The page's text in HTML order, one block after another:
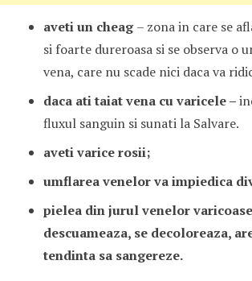
aveti un cheag– zona in care se
si foarte dureroasa si se observa o
vena, care nu scade nici daca va
daca ati taiat vena cu varicele –
fluxul sanguin si sunati la Salvare.
aveti varice rosii;
umflarea venelor va impiedica
pielea din jurul venelor
descuameaza, se decoloreaza,
tendinta sa sangereze.